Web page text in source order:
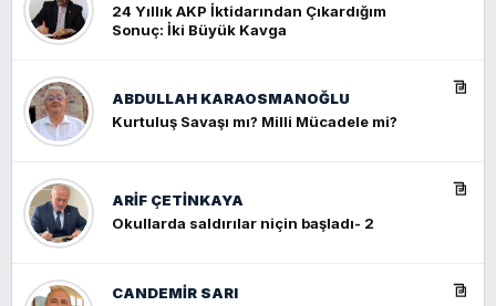
24 Yıllık AKP İktidarından Çıkardığım
Sonuç: İki Büyük Kavga
ABDULLAH KARAOSMANOĞLU
Kurtuluş Savaşı mı? Milli Mücadele mi?
ARIF ÇETİNKAYA
Okullarda saldırılar niçin başladı- 2
CANDEMIR SARI